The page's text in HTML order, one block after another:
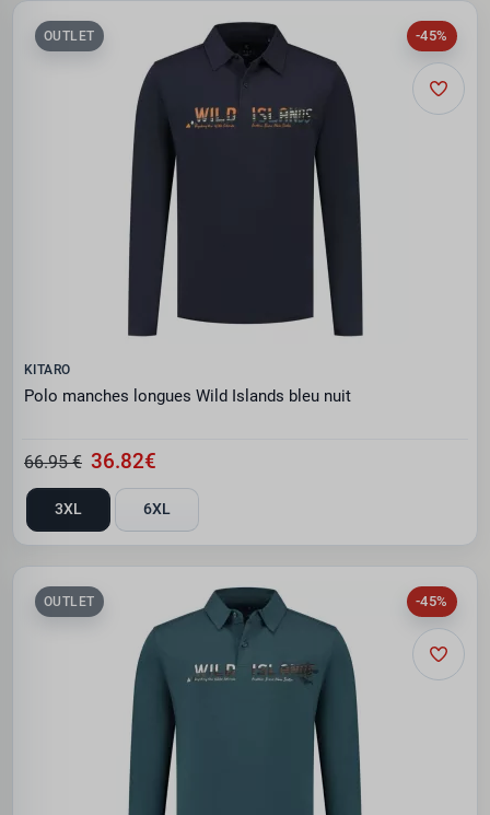
-45%
OUTLET
KITARO
Polo manches longues Wild Islands bleu nuit
66.95 € 36.82€
3XL 6XL
-45%
OUTLET